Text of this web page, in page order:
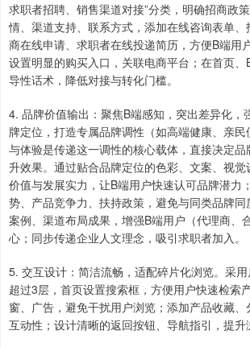
求职者招聘、销售渠道对接”分类，明确招商政
情、渠道支持、联系方式，添加在线咨询表单
商在线申请、求职者在线投递简历，方便B端用
设置明显的购买入口，关联电商平台；在首页、
导性话术，降低对接与转化门槛。
4. 品牌价值输出：聚焦B端感知，突出差异化，
牌定位，打造专属品牌调性（如高端健康、亲
与体验是传递这一调性的核心载体，直接决定
升效果。通过贴合品牌定位的色彩、文案、视
价值与发展实力，让B端用户快速认可品牌潜力
势、产品竞争力、扶持政策，避免与同类品牌
案例、渠道布局成果，增强B端用户（代理商、
心；同步传递企业人文理念，吸引求职者加入。
5. 交互设计：简洁流畅，适配碎片化浏览。采
超过3层，首页设置搜索框，方便用户快速检索
窗、广告，避免干扰用户浏览；添加产品收藏
互动性；设计清晰的返回按钮、导航指引，提升